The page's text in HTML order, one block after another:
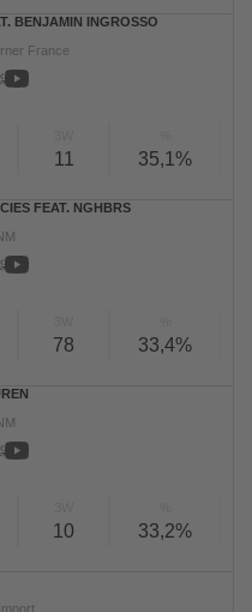
BENJAMIN INGROSSO
France
11 35,1%
FEAT. NGHBRS
78 33,4%
10 33,2%